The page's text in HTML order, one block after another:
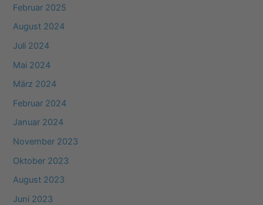
Februar 2025
August 2024
Juli 2024
Mai 2024
März 2024
Februar 2024
Januar 2024
November 2023
Oktober 2023
August 2023
Juni 2023